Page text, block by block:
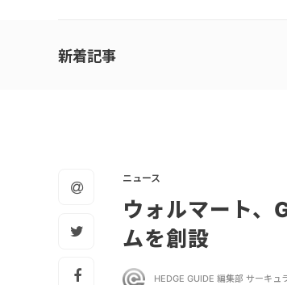
新着記事
ニュース
ウォルマート、
ムを創設
HEDGE GUIDE 編集部 サーキュ